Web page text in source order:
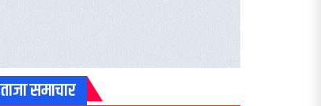
ताजा समाचार